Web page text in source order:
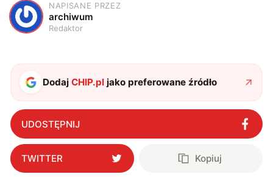
A
NAPISANE PRZEZ
archiwum
Redaktor
DodajCHIP.pl jako preferowane źródło
UDOSTĘPNIJ
TWITTER Kopiuj